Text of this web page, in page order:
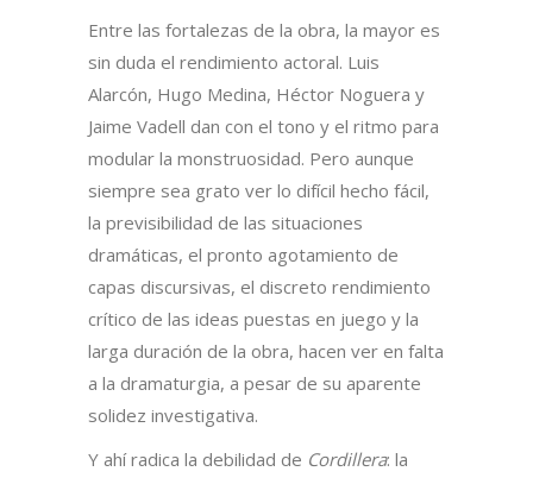
Entre las fortalezas de la obra, la mayor es
sin duda el rendimiento actoral. Luis
Alarcón, Hugo Medina, Héctor Noguera y
Jaime Vadell dan con el tono y el ritmo para
modular la monstruosidad. Pero aunque
siempre sea grato ver lo difícil hecho fácil,
la previsibilidad de las situaciones
dramáticas, el pronto agotamiento de
capas discursivas, el discreto rendimiento
crítico de las ideas puestas en juego y la
larga duración de la obra, hacen ver en falta
a la dramaturgia, a pesar de su aparente
solidez investigativa.
Y ahí radica la debilidad de Cordillera: la